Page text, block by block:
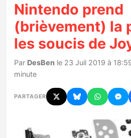
Actualités
Jeux
Hardware
Mises à jour
Chiffres de ventes
Nintendo prend
(brièvement) la
les soucis de
Par DesBen le 23 Juil 2019 à
minute
PARTAGER